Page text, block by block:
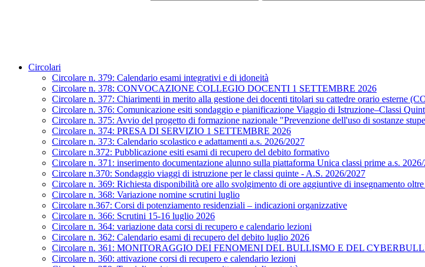
Circolari
Circolare n. 379: Calendario esami integrativi e di idoneità
Circolare n. 378: CONVOCAZIONE COLLEGIO DOCENTI 1 SETTEMBRE 2026
Circolare n. 377: Chiarimenti in merito alla gestione dei docenti titolari su cattedre orario esterne
Circolare n. 376: Comunicazione esiti sondaggio e pianificazione Viaggio di Istruzione–Classi
Circolare n. 375: Avvio del progetto di formazione nazionale "Prevenzione dell'uso di sostanze
Circolare n. 374: PRESA DI SERVIZIO 1 SETTEMBRE 2026
Circolare n. 373: Calendario scolastico e adattamenti a.s. 2026/2027
Circolare n.372: Pubblicazione esiti esami di recupero del debito formativo
Circolare n. 371: inserimento documentazione alunno sulla piattaforma Unica classi prime a.s.
Circolare n.370: Sondaggio viaggi di istruzione per le classi quinte - A.S. 2026/2027
Circolare n. 369: Richiesta disponibilità ore allo svolgimento di ore aggiuntive di insegnamento
Circolare n. 368: Variazione nomine scrutini luglio
Circolare n.367: Corsi di potenziamento residenziali – indicazioni organizzative
Circolare n. 366: Scrutini 15-16 luglio 2026
Circolare n. 364: variazione data corsi di recupero e calendario lezioni
Circolare n. 362: Calendario esami di recupero del debito luglio 2026
Circolare n. 361: MONITORAGGIO DEI FENOMENI DEL BULLISMO E DEL
Circolare n. 360: attivazione corsi di recupero e calendario lezioni